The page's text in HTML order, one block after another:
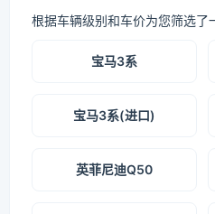
根据车辆级别和车价为您筛选了
宝马3系
宝马3系(进口)
英菲尼迪Q50